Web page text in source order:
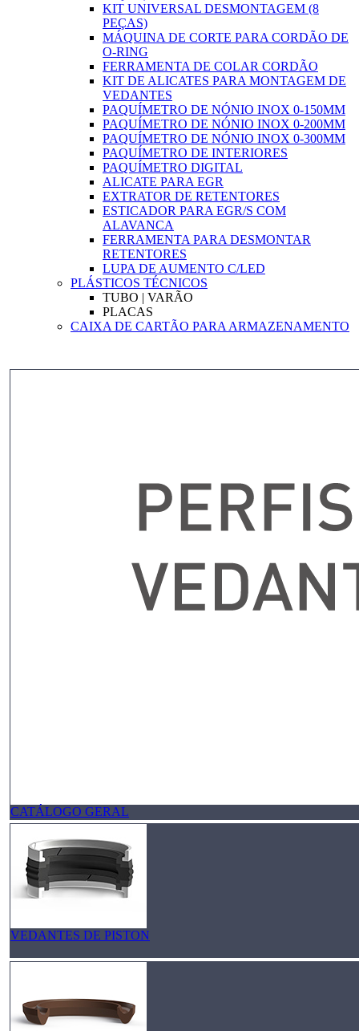
KIT UNIVERSAL DESMONTAGEM (8
PEÇAS)
MÁQUINA DE CORTE PARA CORDÃO DE
O-RING
FERRAMENTA DE COLAR CORDÃO
KIT DE ALICATES PARA MONTAGEM DE
VEDANTES
PAQUÍMETRO DE NÓNIO INOX 0-150MM
PAQUÍMETRO DE NÓNIO INOX 0-200MM
PAQUÍMETRO DE NÓNIO INOX 0-300MM
PAQUÍMETRO DE INTERIORES
PAQUÍMETRO DIGITAL
ALICATE PARA EGR
EXTRATOR DE RETENTORES
ESTICADOR PARA EGR/S COM
ALAVANCA
FERRAMENTA PARA DESMONTAR
RETENTORES
LUPA DE AUMENTO C/LED
PLÁSTICOS TÉCNICOS
TUBO | VARÃO
PLACAS
CAIXA DE CARTÃO PARA ARMAZENAMENTO
CATÁLOGO GERAL
VEDANTES DE PISTON